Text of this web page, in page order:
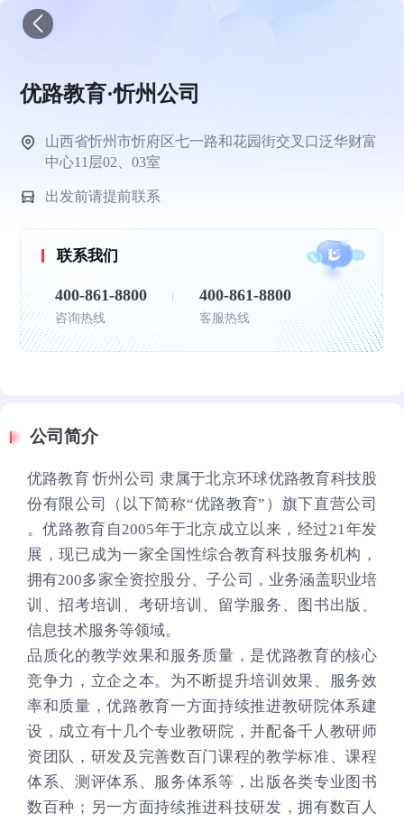
优路教育·忻州公司
山西省忻州市忻府区七一路和花园街交叉口泛华财富
中心11层02、03室
出发前请提前联系
联系我们
400-861-8800
咨询热线
400-861-8800
客服热线
公司简介
优路教育 忻州公司 隶属于北京环球优路教育科技股
份有限公司（以下简称“优路教育”）旗下直营公司
。优路教育自2005年于北京成立以来，经过21年发
展，现已成为一家全国性综合教育科技服务机构，
拥有200多家全资控股分、子公司，业务涵盖职业培
训、招考培训、考研培训、留学服务、图书出版、
信息技术服务等领域。
品质化的教学效果和服务质量，是优路教育的核心
竞争力，立企之本。为不断提升培训效果、服务效
率和质量，优路教育一方面持续推进教研院体系建
设，成立有十几个专业教研院，并配备千人教研师
资团队，研发及完善数百门课程的教学标准、课程
体系、测评体系、服务体系等，出版各类专业图书
数百种；另一方面持续推进科技研发，拥有数百人